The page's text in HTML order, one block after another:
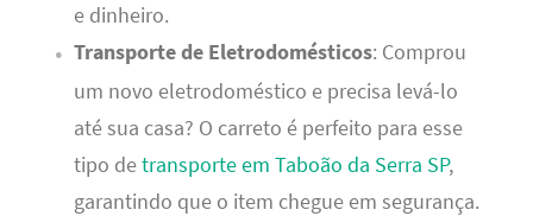
e dinheiro.
Transporte de Eletrodomésticos: Comprou
um novo eletrodoméstico e precisa levá-lo
até sua casa? O carreto é perfeito para esse
tipo detransporte em Taboão da Serra SP,
garantindo que o item chegue em segurança.